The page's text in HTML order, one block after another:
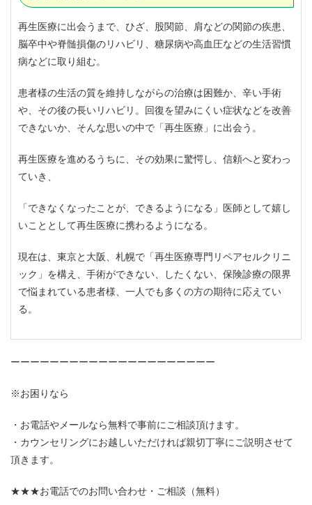
再生医療に出会うまで、ひざ、股関節、肩などの関節の疾患、
脳卒中や脊髄損傷のリハビリ、糖尿病や高血圧などの生活習慣
病などに取り組む。
患者様の生活の質を維持しながらの治療は困難か、辛い手術
や、その後の長いリハビリ。回復を望みにくい症状などを改善
できないか、そんな思いの中で「再生医療」に出会う。
再生医療を進めるうちに、その効果に驚愕し、信頼へと変わっ
ていき、
「できなくなったことが、できるようになる」医師として嬉し
いこととして再生医療に携わるようになる。
現在は、東京と大阪、札幌で「再生医療専門リペアセルクリニ
ック」を構え、手術ができない、したくない、保険診療の限界
で悩まれている患者様、一人でも多くの方の期待に応えてい
る。
ーーーーーーーーーーーーーーーーーーーーー
※お困りなら
お電話やメールなら無料で事前にご相談頂けます。
カウンセリングにお越しいただければ親切丁寧にご説明させて
頂きます。
★★★お電話でのお問い合わせ・ご相談（無料）